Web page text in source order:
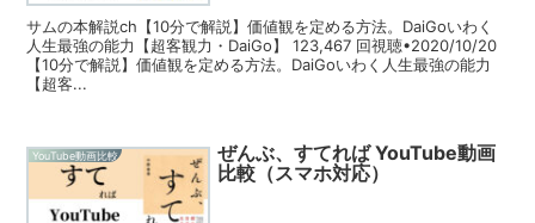
サムの本解説ch【10分で解説】価値観を定める方法。DaiGoいわく
人生最強の能力【超客観力・DaiGo】 123,467 回視聴•2020/10/20
【10分で解説】価値観を定める方法。DaiGoいわく人生最強の能力
【超客...
YouTube動画比較
ぜんぶ、すてれば YouTube動画
比較（スマホ対応）